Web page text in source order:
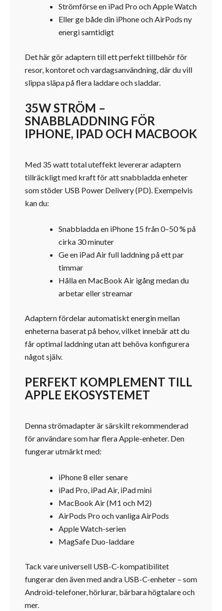
Strömförse en iPad Pro och Apple Watch
Eller ge både din iPhone och AirPods ny
energi samtidigt
Det här gör adaptern till ett perfekt tillbehör för
resor, kontoret och vardagsanvändning, där du vill
slippa släpa på flera laddare och sladdar.
35W STRÖM –
SNABBLADDNING FÖR
IPHONE, IPAD OCH MACBOOK
Med 35 watt total uteffekt levererar adaptern
tillräckligt med kraft för att snabbladda enheter
som stöder USB Power Delivery (PD). Exempelvis
kan du:
Snabbladda en iPhone 15 från 0–50 % på
cirka 30 minuter
Ge en iPad Air full laddning på ett par
timmar
Hålla en MacBook Air igång medan du
arbetar eller streamar
Adaptern fördelar automatiskt energin mellan
enheterna baserat på behov, vilket innebär att du
får optimal laddning utan att behöva konfigurera
något själv.
PERFEKT KOMPLEMENT TILL
APPLE EKOSYSTEMET
Denna strömadapter är särskilt rekommenderad
för användare som har flera Apple-enheter. Den
fungerar utmärkt med:
iPhone 8 eller senare
iPad Pro, iPad Air, iPad mini
MacBook Air (M1 och M2)
AirPods Pro och vanliga AirPods
Apple Watch-serien
MagSafe Duo-laddare
Tack vare universell USB-C-kompatibilitet
fungerar den även med andra USB-C-enheter – som
Android-telefoner, hörlurar, bärbara högtalare och
mer.